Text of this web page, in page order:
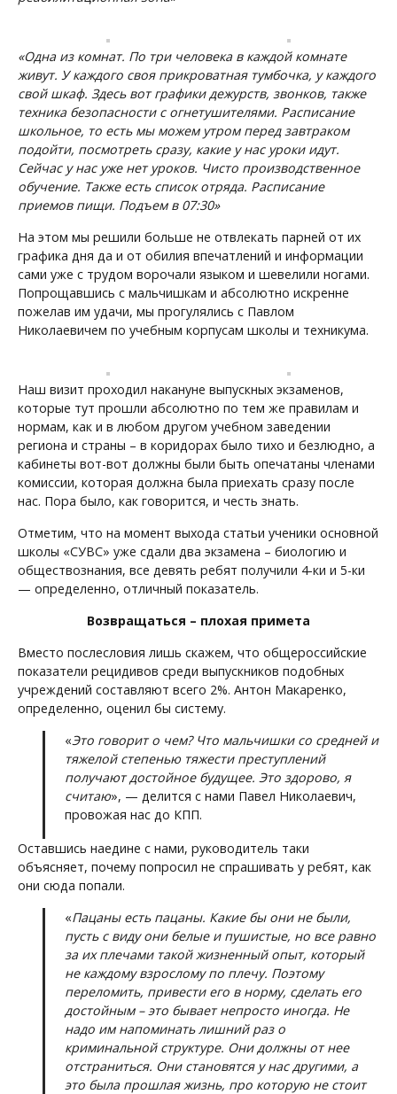
«Одна из комнат. По три человека в каждой комнате
живут. У каждого своя прикроватная тумбочка, у каждого
свой шкаф. Здесь вот графики дежурств, звонков, также
техника безопасности с огнетушителями. Расписание
школьное, то есть мы можем утром перед завтраком
подойти, посмотреть сразу, какие у нас уроки идут.
Сейчас у нас уже нет уроков. Чисто производственное
обучение. Также есть список отряда. Расписание
приемов пищи. Подъем в 07:30»
На этом мы решили больше не отвлекать парней от их
графика дня да и от обилия впечатлений и информации
сами уже с трудом ворочали языком и шевелили ногами.
Попрощавшись с мальчишкам и абсолютно искренне
пожелав им удачи, мы прогулялись с Павлом
Николаевичем по учебным корпусам школы и техникума.
Наш визит проходил накануне выпускных экзаменов,
которые тут прошли абсолютно по тем же правилам и
нормам, как и в любом другом учебном заведении
региона и страны – в коридорах было тихо и безлюдно, а
кабинеты вот-вот должны были быть опечатаны членами
комиссии, которая должна была приехать сразу после
нас. Пора было, как говорится, и честь знать.
Отметим, что на момент выхода статьи ученики основной
школы «СУВС» уже сдали два экзамена – биологию и
обществознания, все девять ребят получили 4-ки и 5-ки
— определенно, отличный показатель.
Возвращаться – плохая примета
Вместо послесловия лишь скажем, что общероссийские
показатели рецидивов среди выпускников подобных
учреждений составляют всего 2%. Антон Макаренко,
определенно, оценил бы систему.
«Это говорит о чем? Что мальчишки со средней и
тяжелой степенью тяжести преступлений
получают достойное будущее. Это здорово, я
считаю», — делится с нами Павел Николаевич,
провожая нас до КПП.
Оставшись наедине с нами, руководитель таки
объясняет, почему попросил не спрашивать у ребят, как
они сюда попали.
«Пацаны есть пацаны. Какие бы они не были,
пусть с виду они белые и пушистые, но все равно
за их плечами такой жизненный опыт, который
не каждому взрослому по плечу. Поэтому
переломить, привести его в норму, сделать его
достойным – это бывает непросто иногда. Не
надо им напоминать лишний раз о
криминальной структуре. Они должны от нее
отстраниться. Они становятся у нас другими, а
это была прошлая жизнь, про которую не стоит